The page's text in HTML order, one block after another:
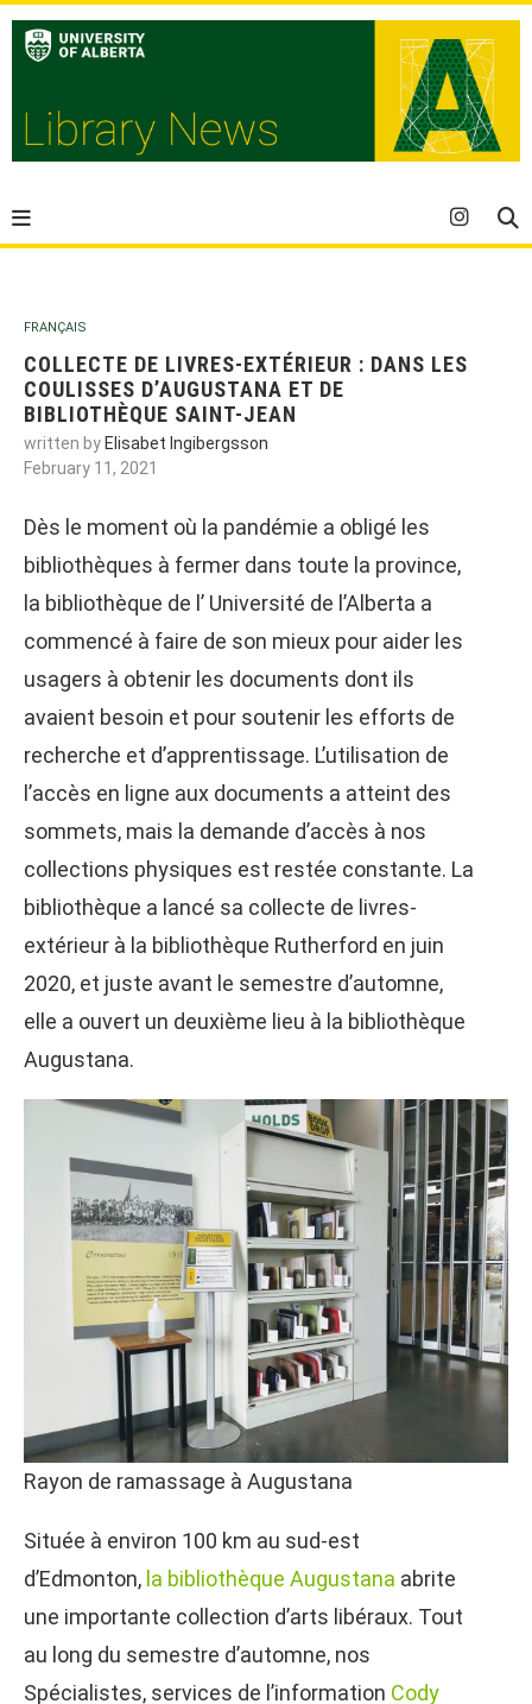
FRANÇAIS
COLLECTE DE LIVRES-EXTÉRIEUR : DANS LES
COULISSES D’AUGUSTANA ET DE
BIBLIOTHÈQUE SAINT-JEAN
written by Elisabet Ingibergsson
February 11, 2021
Dès le moment où la pandémie a obligé les
bibliothèques à fermer dans toute la province,
la bibliothèque de l’ Université de l’Alberta a
commencé à faire de son mieux pour aider les
usagers à obtenir les documents dont ils
avaient besoin et pour soutenir les efforts de
recherche et d’apprentissage. L’utilisation de
l’accès en ligne aux documents a atteint des
sommets, mais la demande d’accès à nos
collections physiques est restée constante. La
bibliothèque a lancé sa collecte de livres-
extérieur à la bibliothèque Rutherford en juin
2020, et juste avant le semestre d’automne,
elle a ouvert un deuxième lieu à la bibliothèque
Augustana.
Rayon de ramassage à Augustana
Située à environ 100 km au sud-est
d’Edmonton, la bibliothèque Augustana abrite
une importante collection d’arts libéraux. Tout
au long du semestre d’automne, nos
Spécialistes, services de l’information Cody